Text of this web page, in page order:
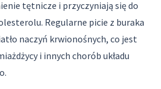
tętnicze i przyczyniają się do
Regularne picie z buraka
naczyń krwionośnych, co jest
i innych chorób układu